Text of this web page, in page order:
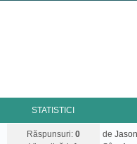
STATISTICI
Răspunsuri: 0
de